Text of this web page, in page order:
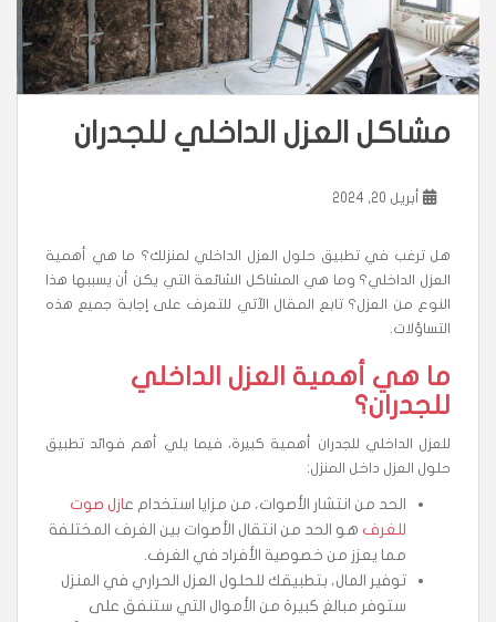
مشاكل العزل الداخلي للجدران
أبريل 20, 2024
هل ترغب في تطبيق حلول العزل الداخلي لمنزلك؟ ما هي أهمية
العزل الداخلي؟ وما هي المشاكل الشائعة التي يكن أن يسببها هذا
النوع من العزل؟ تابع المقال الآتي للتعرف على إجابة جميع هذه
التساؤلات.
ما هي أهمية العزل الداخلي
للجدران؟
للعزل الداخلي للجدران أهمية كبيرة، فيما يلي أهم فوائد تطبيق
حلول العزل داخل المنزل:
الحد من انتشار الأصوات، من مزايا استخدام عازل صوت
للغرف هو الحد من انتقال الأصوات بين الغرف المختلفة
مما يعزز من خصوصية الأفراد في الغرف.
توفير المال، بتطبيقك للحلول العزل الحراري في المنزل
ستوفر مبالغ كبيرة من الأموال التي ستنفق على